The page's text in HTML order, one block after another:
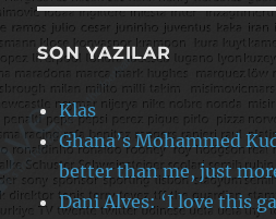
SON YAZILAR
Klas
Ghana’s Mohammed
better than me, just
Dani Alves: ‘I love this